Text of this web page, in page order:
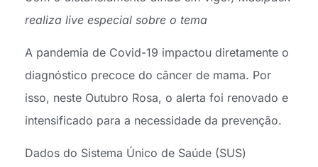
realiza live especial sobre o tema
A pandemia de Covid-19 impactou diretamente o
diagnóstico precoce do câncer de mama. Por
isso, neste Outubro Rosa, o alerta foi renovado e
intensificado para a necessidade da prevenção.
Dados do Sistema Único de Saúde (SUS)